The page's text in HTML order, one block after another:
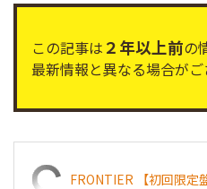
この記事は ２年以上前の
最新情報と異なる場合がご
FRONTIER 【初回限定